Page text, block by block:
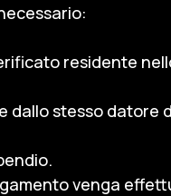
residente
dallo stesso datore
venga